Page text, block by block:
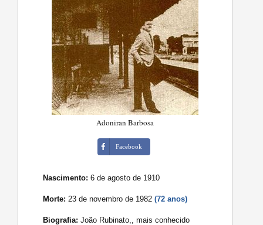
Adoniran Barbosa
Facebook
Nascimento: 6 de agosto de 1910
Morte: 23 de novembro de 1982(72 anos)
Biografia: João Rubinato,, mais conhecido